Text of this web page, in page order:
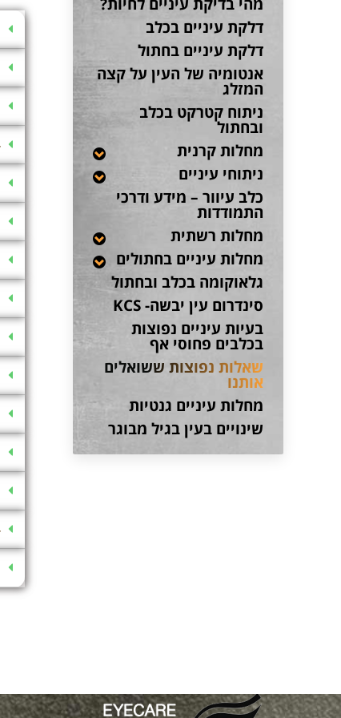
דלקת עיניים בכלב
דלקת עיניים בחתול
אנטומיה של העין על קצה
המזלג
ניתוח קטרקט בכלב
ובחתול
מחלות קרנית
ניתוחי עיניים
כלב עיוור – מידע ודרכי
התמודדות
מחלות רשתית
מחלות עיניים בחתולים
גלאוקומה בכלב ובחתול
סינדרום עין יבשה- KCS
בעיות עיניים נפוצות
בכלבים פחוסי אף
שאלות נפוצות ששואלים
אותנו
מחלות עיניים גנטיות
שינויים בעין בגיל מבוגר